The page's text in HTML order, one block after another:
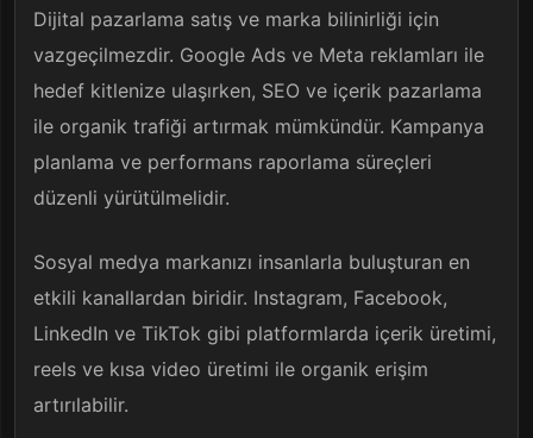
Dijital pazarlama satış ve marka bilinirliği için
vazgeçilmezdir. Google Ads ve Meta reklamları ile
hedef kitlenize ulaşırken, SEO ve içerik pazarlama
ile organik trafiği artırmak mümkündür. Kampanya
planlama ve performans raporlama süreçleri
düzenli yürütülmelidir.
Sosyal medya markanızı insanlarla buluşturan en
etkili kanallardan biridir. Instagram, Facebook,
LinkedIn ve TikTok gibi platformlarda içerik üretimi,
reels ve kısa video üretimi ile organik erişim
artırılabilir.